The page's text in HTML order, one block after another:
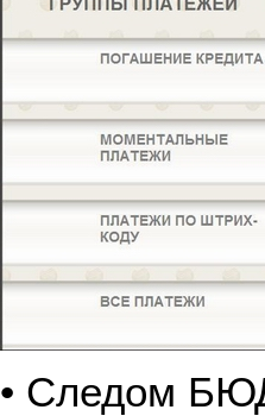
• Следом